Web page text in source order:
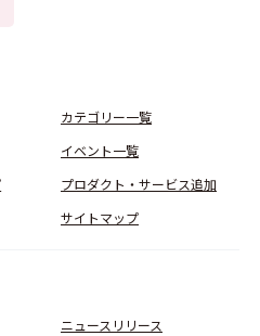
カテゴリー一覧
イベント一覧
プロダクト・サービス追加
サイトマップ
ニュースリリース